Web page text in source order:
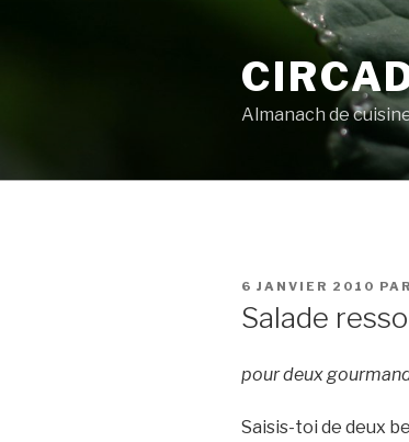
Almanach de
PUBLIÉ
6 JANVIER 2010 PAR
Salade
pour deux
Saisis-toi de deux